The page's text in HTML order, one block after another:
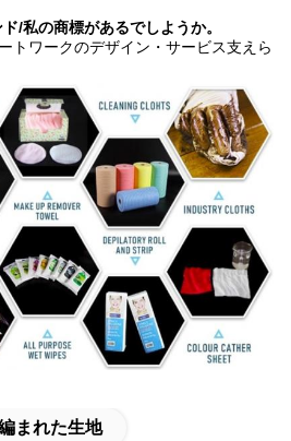
/私の商標があるでしようか。
トワークのデザイン・サービス支えら
まれた生地